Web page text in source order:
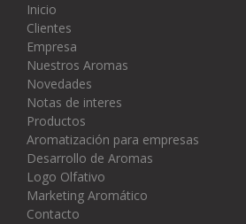
Inicio
Clientes
Empresa
Nuestros Aromas
Novedades
Notas de interes
Productos
Aromatización para empresas
Desarrollo de Aromas
Logo Olfativo
Marketing Aromático
Contacto